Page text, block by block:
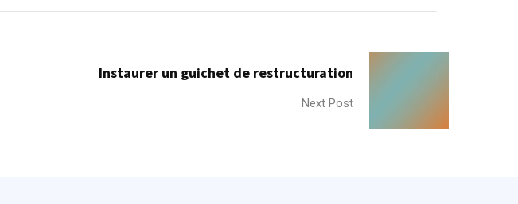
Instaurer un guichet de restructuration
Next Post